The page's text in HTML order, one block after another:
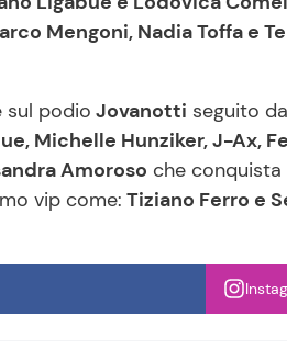
Mengoni, Nadia Toffa e
sul podio Jovanotti seguito da
Michelle Hunziker, J-Ax,
Amoroso che conquista
vip come: Tiziano Ferro e